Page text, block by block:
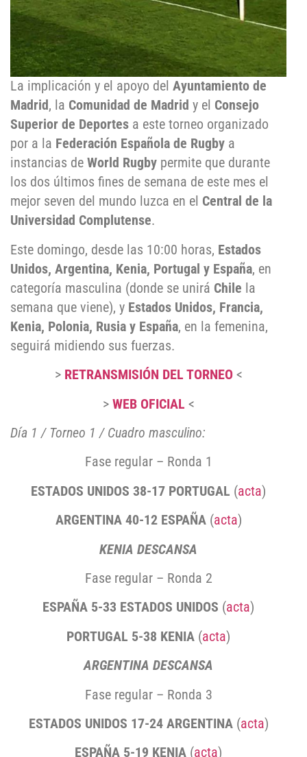
La implicación y el apoyo del Ayuntamiento de
Madrid, la Comunidad de Madrid y el Consejo
Superior de Deportes a este torneo organizado
por a la Federación Española de Rugby a
instancias de World Rugby permite que durante
los dos últimos fines de semana de este mes el
mejor seven del mundo luzca en el Central de la
Universidad Complutense.
Este domingo, desde las 10:00 horas, Estados
Unidos, Argentina, Kenia, Portugal y España, en
categoría masculina (donde se unirá Chile la
semana que viene), y Estados Unidos, Francia,
Kenia, Polonia, Rusia y España, en la femenina,
seguirá midiendo sus fuerzas.
> RETRANSMISIÓN DEL TORNEO<
> WEB OFICIAL <
Día 1 / Torneo 1 / Cuadro masculino:
Fase regular – Ronda 1
ESTADOS UNIDOS 38-17 PORTUGAL (acta)
ARGENTINA 40-12 ESPAÑA(acta)
KENIA DESCANSA
Fase regular – Ronda 2
ESPAÑA 5-33 ESTADOS UNIDOS (acta)
PORTUGAL 5-38 KENIA (acta)
ARGENTINA DESCANSA
Fase regular – Ronda 3
ESTADOS UNIDOS 17-24 ARGENTINA(acta)
ESPAÑA 5-19 KENIA (acta)